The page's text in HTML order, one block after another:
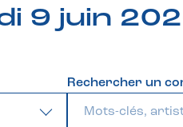
9 juin
Rechercher un